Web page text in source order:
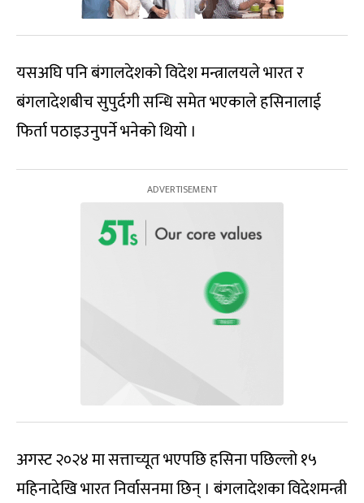
यसअघि पनि बंगालदेशको विदेश मन्त्रालयले भारत र
बंगलादेशबीच सुपुर्दगी सन्धि समेत भएकाले हसिनालाई
फिर्ता पठाइउनुपर्ने भनेको थियो ।
अगस्ट २०२४ मा सत्ताच्यूत भएपछि हसिना पछिल्लो १५
महिनादेखि भारत निर्वासनमा छिन् । बंगलादेशका विदेशमन्त्री